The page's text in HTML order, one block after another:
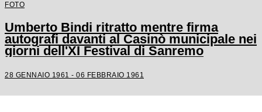
FOTO
Umberto Bindi ritratto mentre firma
autografi davanti al Casinò municipale nei
giorni dell'XI Festival di Sanremo
28 GENNAIO 1961 - 06 FEBBRAIO 1961